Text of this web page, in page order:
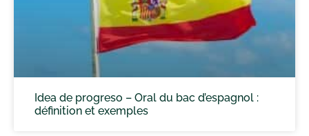
Idea de progreso – Oral du bac d’espagnol :
définition et exemples